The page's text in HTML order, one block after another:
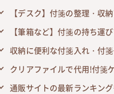
【デスク】付箋の整理・収
【筆箱など】付箋の持ち運
収納に便利な付箋入れ・付
クリアファイルで代用!付箋
通販サイトの最新ランキン